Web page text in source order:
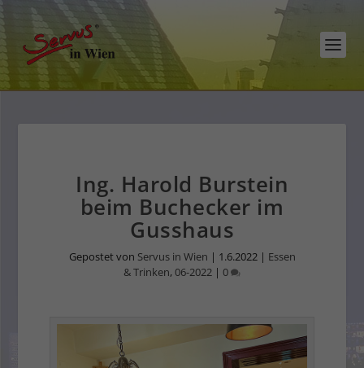
Ing. Harold Burstein
beim Buchecker im
Gusshaus
Gepostet von Servus in Wien | 1.6.2022| Essen
& Trinken,06-2022 | 0